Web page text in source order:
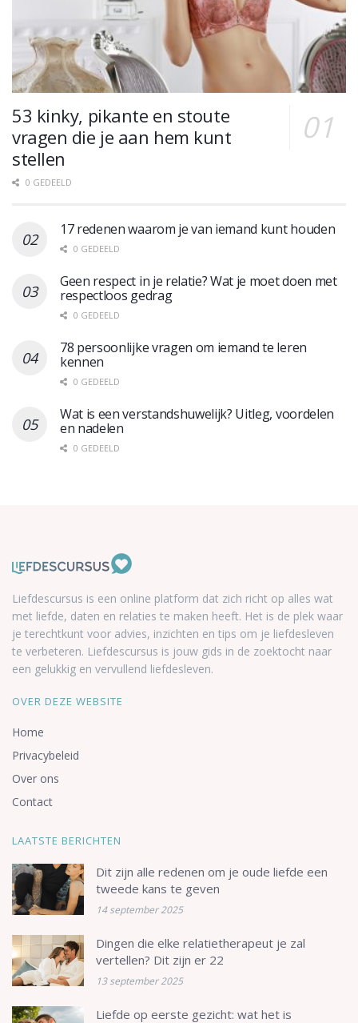
53 kinky, pikante en stoute
vragen die je aan hem kunt
stellen
0 GEDEELD
17 redenen waarom je van iemand kunt houden
0 GEDEELD
Geen respect in je relatie? Wat je moet doen met
respectloos gedrag
0 GEDEELD
78 persoonlijke vragen om iemand te leren
kennen
0 GEDEELD
Wat is een verstandshuwelijk? Uitleg, voordelen
en nadelen
0 GEDEELD
Liefdescursus is een online platform dat zich richt op alles wat
met liefde, daten en relaties te maken heeft. Het is de plek waar
je terechtkunt voor advies, inzichten en tips om je liefdesleven
te verbeteren. Liefdescursus is jouw gids in de zoektocht naar
een gelukkig en vervullend liefdesleven.
OVER DEZE WEBSITE
Home
Privacybeleid
Over ons
Contact
LAATSTE BERICHTEN
Dit zijn alle redenen om je oude liefde een
tweede kans te geven
14 september 2025
Dingen die elke relatietherapeut je zal
vertellen? Dit zijn er 22
13 september 2025
Liefde op eerste gezicht: wat het is